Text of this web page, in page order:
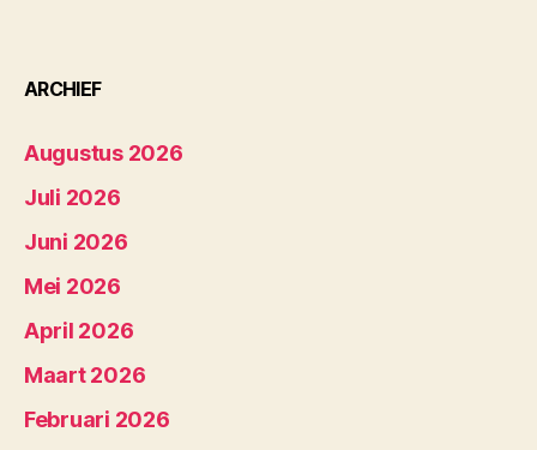
ARCHIEF
Augustus 2026
Juli 2026
Juni 2026
Mei 2026
April 2026
Maart 2026
Februari 2026